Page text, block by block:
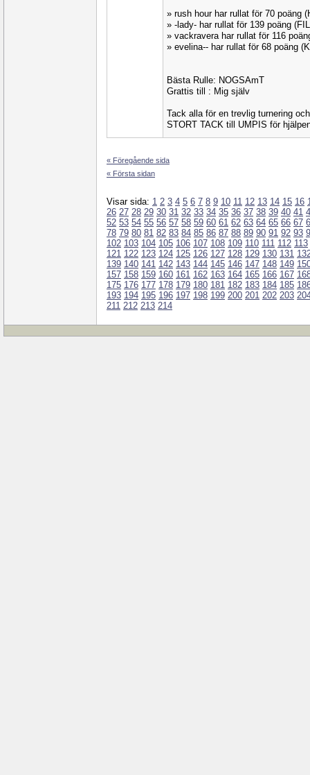
» rush hour har rullat för 70 poäng
» -lady- har rullat för 139 poäng
» vackravera har rullat för 116
» evelina-- har rullat för 68 poäng
Bästa Rulle: NOGSAmT
Grattis till : Mig själv
Tack alla för en trevlig turnering
STORT TACK till UMPIS för
« Föregående sida
« Första sidan
Visar sida: 1 2 3 4 5 6 7 8 9 10 11 12 13 14 15 16
26 27 28 29 30 31 32 33 34 35 36 37 38 39 40 41
52 53 54 55 56 57 58 59 60 61 62 63 64 65 66 67
78 79 80 81 82 83 84 85 86 87 88 89 90 91 92 93
102 103 104 105 106 107 108 109 110 111 112 113
121 122 123 124 125 126 127 128 129 130 131
139 140 141 142 143 144 145 146 147 148 149
157 158 159 160 161 162 163 164 165 166 167
175 176 177 178 179 180 181 182 183 184 185
193 194 195 196 197 198 199 200 201 202 203
211 212 213 214